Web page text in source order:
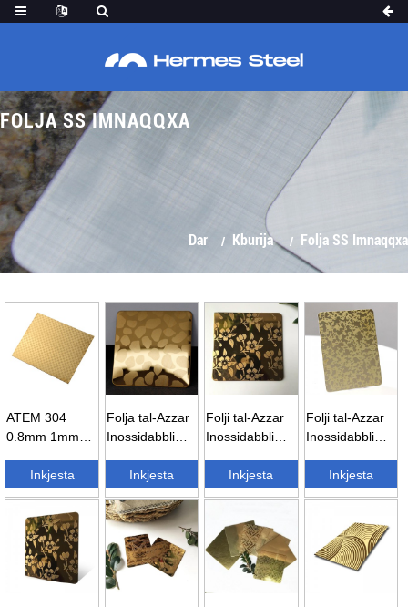
FOLJA SS IMNAQQXA
Dar Kburija Folja SS Imnaqqxa
ATEM 304
0.8mm 1mm
bil-kulur pvd
imnaqqax...
Inkjesta
Folja tal-Azzar
Inossidabbli
Mnaqqxa bil-
Mera ...
Inkjesta
Folji tal-Azzar
Inossidabbli
Mnaqqxa bil-
Mera...
Inkjesta
Folji tal-Azzar
Inossidabbli
Inċiżjoni |
304/304...
Inkjesta